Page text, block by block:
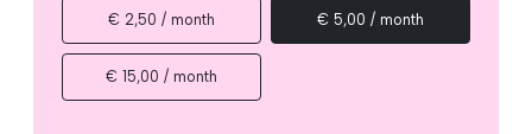
€ 2,50 / month € 5,00 / month
€ 15,00 / month